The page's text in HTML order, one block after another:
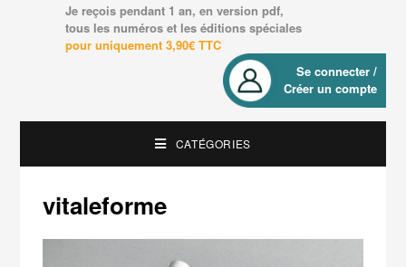
Je reçois pendant 1 an, en version pdf,
tous les numéros et les éditions spéciales
pour uniquement 3,90€ TTC
Se connecter /
Créer un compte
CATÉGORIES
vitaleforme